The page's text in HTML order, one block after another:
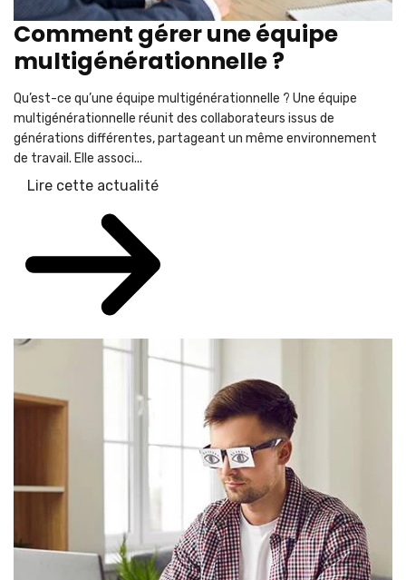
Comment gérer une équipe
multigénérationnelle ?
Qu’est-ce qu’une équipe multigénérationnelle ? Une équipe
multigénérationnelle réunit des collaborateurs issus de
générations différentes, partageant un même environnement
de travail. Elle associ...
Lire cette actualité